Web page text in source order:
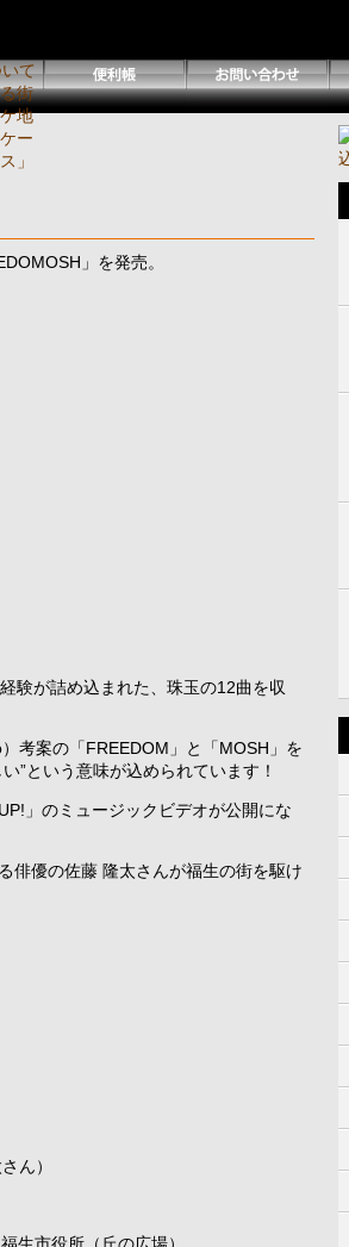
」を発売。
験が詰め込まれた、珠玉の12曲を収
考案の「FREEDOM」と「MOSH」を
”という意味が込められています！
」のミュージックビデオが公開にな
俳優の佐藤 隆太さんが福生の街を駆け
ん）